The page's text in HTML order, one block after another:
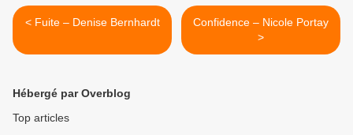
< Fuite – Denise Bernhardt
Confidence – Nicole Portay
>
Hébergé par Overblog
Top articles